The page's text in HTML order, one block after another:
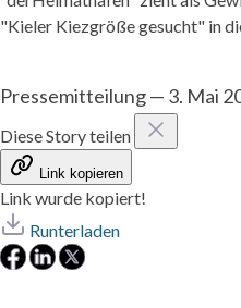
"Kieler Kiezgröße gesucht" in
Pressemitteilung— 3. Mai
Diese Story teilen
Link kopieren
Link wurde kopiert!
Runterladen